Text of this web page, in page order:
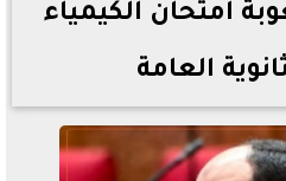
امتحان الكيمياء
العامة